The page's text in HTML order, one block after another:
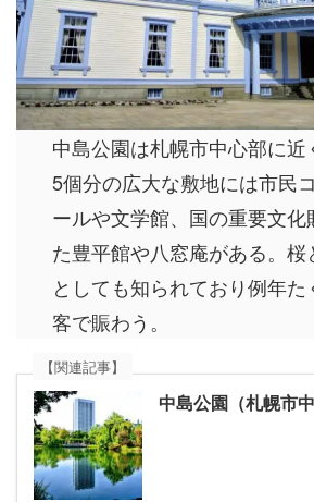
中島公園は札幌市中心部に近
5個分の広大な敷地には市民
ールや文学館、国の重要文
た豊平館や八窓庵がある。
としても知られており例年
客で賑わう。
中島公園（札幌市中
【関連記事】